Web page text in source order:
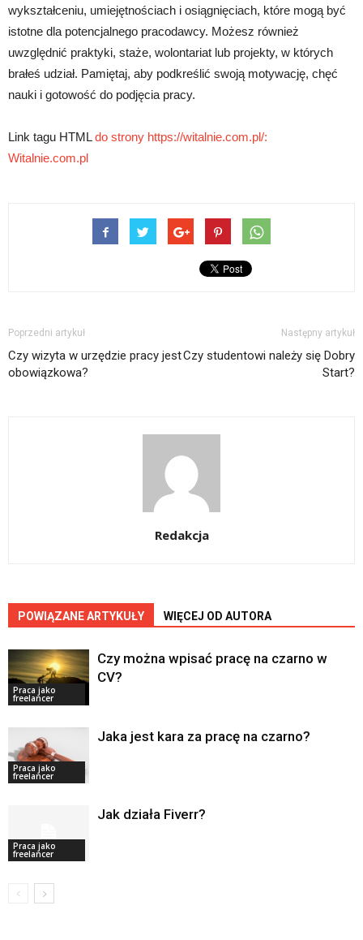
wykształceniu, umiejętnościach i osiągnięciach, które mogą być
istotne dla potencjalnego pracodawcy. Możesz również
uwzględnić praktyki, staże, wolontariat lub projekty, w których
brałeś udział. Pamiętaj, aby podkreślić swoją motywację, chęć
nauki i gotowość do podjęcia pracy.
Link tagu HTMLdo strony https://witalnie.com.pl/:
Witalnie.com.pl
Poprzedni artykuł
Czy wizyta w urzędzie pracy jest
obowiązkowa?
Następny artykuł
Czy studentowi należy się Dobry
Start?
Redakcja
POWIĄZANE ARTYKUŁY WIĘCEJ OD AUTORA
Praca jako
freelancer
Czy można wpisać pracę na czarno w
CV?
Praca jako
freelancer
Jaka jest kara za pracę na czarno?
Praca jako
freelancer
Jak działa Fiverr?